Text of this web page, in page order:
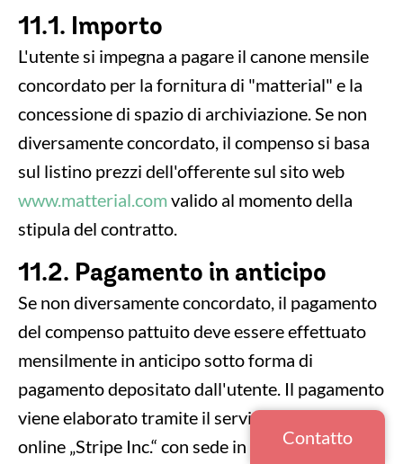
11.1. Importo
L'utente si impegna a pagare il canone mensile
concordato per la fornitura di "matterial" e la
concessione di spazio di archiviazione. Se non
diversamente concordato, il compenso si basa
sul listino prezzi dell'offerente sul sito web
www.matterial.comvalido al momento della
stipula del contratto.
11.2. Pagamento in anticipo
Se non diversamente concordato, il pagamento
del compenso pattuito deve essere effettuato
mensilmente in anticipo sotto forma di
pagamento depositato dall'utente. Il pagamento
viene elaborato tramite il servizio di pagamento
online „Stripe Inc.“ con sede in USA (185 Berry
Contatto